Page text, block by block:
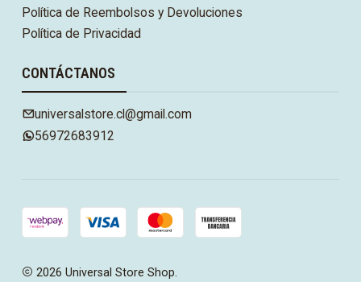
Política de Reembolsos y Devoluciones
Política de Privacidad
CONTÁCTANOS
universalstore.cl@gmail.com
56972683912
2026 Universal Store Shop.